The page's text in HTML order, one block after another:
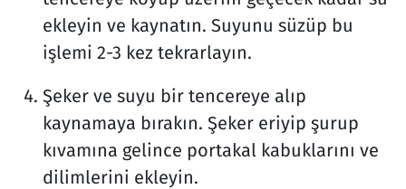
ekleyin ve kaynatın. Suyunu süzüp bu
işlemi 2-3 kez tekrarlayın.
Şeker ve suyu bir tencereye alıp
kaynamaya bırakın. Şeker eriyip şurup
kıvamına gelince portakal kabuklarını ve
dilimlerini ekleyin.